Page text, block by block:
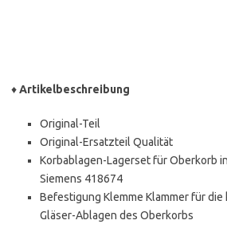
♦Artikelbeschreibung
Original-Teil
Original-Ersatzteil Qualität
Korbablagen-Lagerset für Oberkorb
Siemens 418674
Befestigung Klemme Klammer für
Gläser-Ablagen des Oberkorbs